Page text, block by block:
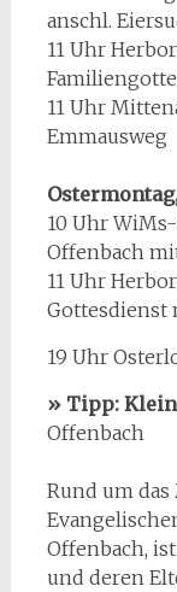
anschl.
11 Uhr
11 Uhr
Emmausweg
10 Uhr
Offenbach
11 Uhr
Gottesdienst
19 Uhr
» Tipp:
Offenbach
Rund um
Offenbach,
und deren